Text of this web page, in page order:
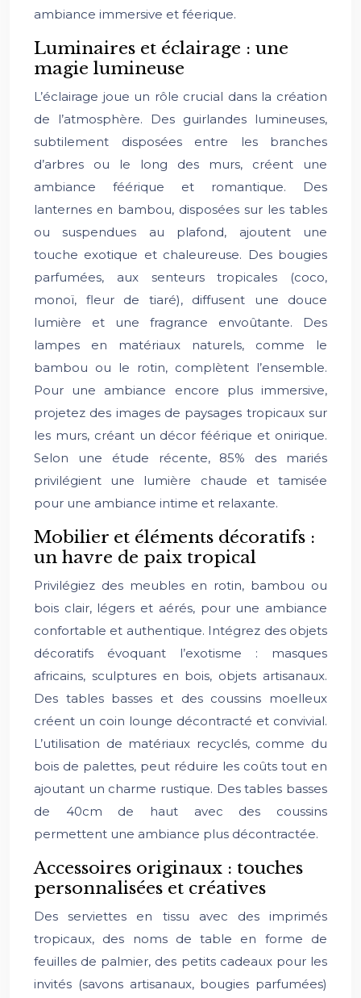
ambiance immersive et féerique.
Luminaires et éclairage : une
magie lumineuse
L’éclairage joue un rôle crucial dans la création
de l’atmosphère. Des guirlandes lumineuses,
subtilement disposées entre les branches
d’arbres ou le long des murs, créent une
ambiance féérique et romantique. Des
lanternes en bambou, disposées sur les tables
ou suspendues au plafond, ajoutent une
touche exotique et chaleureuse. Des bougies
parfumées, aux senteurs tropicales (coco,
monoï, fleur de tiaré), diffusent une douce
lumière et une fragrance envoûtante. Des
lampes en matériaux naturels, comme le
bambou ou le rotin, complètent l’ensemble.
Pour une ambiance encore plus immersive,
projetez des images de paysages tropicaux sur
les murs, créant un décor féérique et onirique.
Selon une étude récente, 85% des mariés
privilégient une lumière chaude et tamisée
pour une ambiance intime et relaxante.
Mobilier et éléments décoratifs :
un havre de paix tropical
Privilégiez des meubles en rotin, bambou ou
bois clair, légers et aérés, pour une ambiance
confortable et authentique. Intégrez des objets
décoratifs évoquant l’exotisme : masques
africains, sculptures en bois, objets artisanaux.
Des tables basses et des coussins moelleux
créent un coin lounge décontracté et convivial.
L’utilisation de matériaux recyclés, comme du
bois de palettes, peut réduire les coûts tout en
ajoutant un charme rustique. Des tables basses
de 40cm de haut avec des coussins
permettent une ambiance plus décontractée.
Accessoires originaux : touches
personnalisées et créatives
Des serviettes en tissu avec des imprimés
tropicaux, des noms de table en forme de
feuilles de palmier, des petits cadeaux pour les
invités (savons artisanaux, bougies parfumées)